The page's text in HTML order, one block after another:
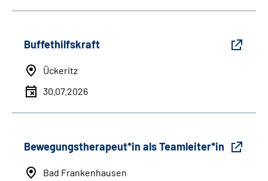
Buffethilfskraft
Ückeritz
30.07.2026
Bewegungstherapeut*in als Teamleiter*in
Bad Frankenhausen